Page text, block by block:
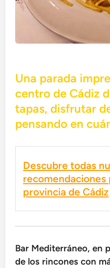
Una parada
centro de Cádiz
tapas, disfrutar
pensando en
Descubre todas
recomendaciones
provincia de Cádiz
Bar Mediterráneo, en
de los rincones con